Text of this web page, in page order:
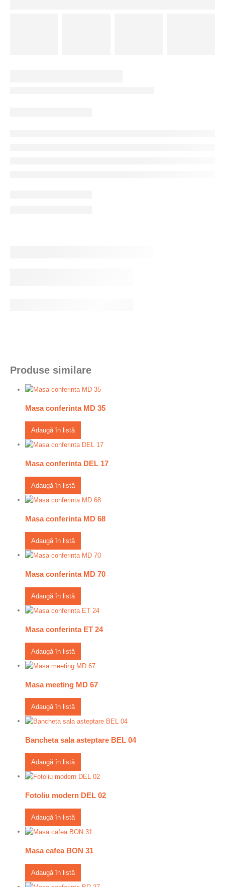
Produse similare
Masa conferinta MD 35
Adaugă în listă
Masa conferinta DEL 17
Adaugă în listă
Masa conferinta MD 68
Adaugă în listă
Masa conferinta MD 70
Adaugă în listă
Masa conferinta ET 24
Adaugă în listă
Masa meeting MD 67
Adaugă în listă
Bancheta sala asteptare BEL 04
Adaugă în listă
Fotoliu modern DEL 02
Adaugă în listă
Masa cafea BON 31
Adaugă în listă